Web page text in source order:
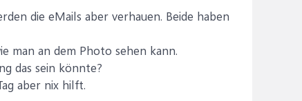
die eMails aber verhauen. Beide haben
man an dem Photo sehen kann.
das sein könnte?
aber nix hilft.